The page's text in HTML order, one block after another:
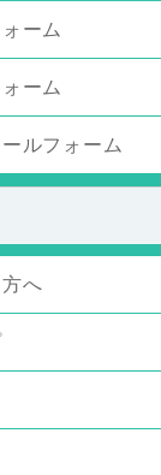
ーム
ーム
ルフォーム
へ